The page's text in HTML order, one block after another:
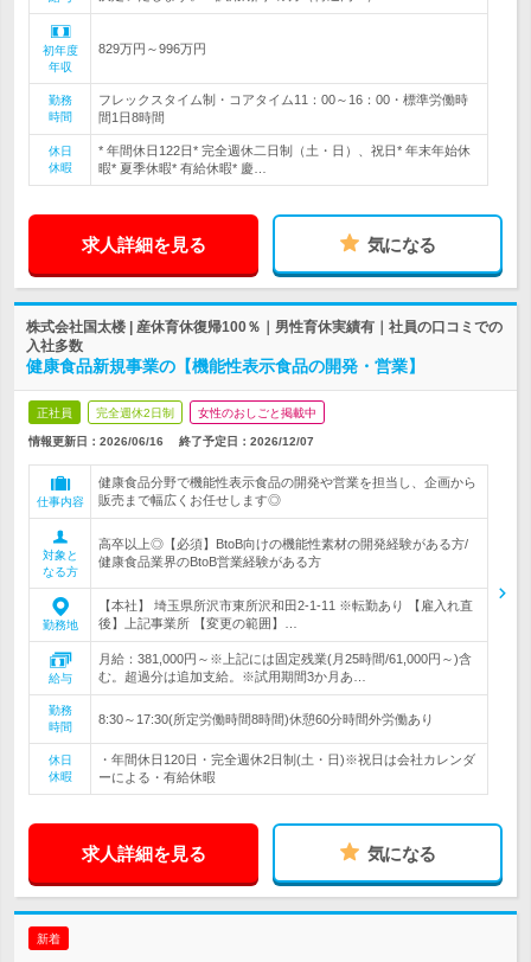
初年度
年収
829万円～996万円
勤務
時間
フレックスタイム制・コアタイム11：00～16：00・標準労働時
間1日8時間
休日
休暇
* 年間休日122日* 完全週休二日制（土・日）、祝日* 年末年始休
暇* 夏季休暇* 有給休暇* 慶…
求人詳細を見る 気になる
株式会社国太楼 | 産休育休復帰100％｜男性育休実績有｜社員の口コミでの
入社多数
健康食品新規事業の【機能性表示食品の開発・営業】
正社員 完全週休2日制 女性のおしごと掲載中
情報更新日：2026/06/16 終了予定日： 2026/12/07
仕事内容
健康食品分野で機能性表示食品の開発や営業を担当し、企画から
販売まで幅広くお任せします◎
対象と
なる方
高卒以上◎【必須】BtoB向けの機能性素材の開発経験がある方/
健康食品業界のBtoB営業経験がある方
勤務地
【本社】 埼玉県所沢市東所沢和田2-1-11 ※転勤あり 【雇入れ直
後】上記事業所 【変更の範囲】…
給与
月給：381,000円～※上記には固定残業(月25時間/61,000円～)含
む。超過分は追加支給。※試用期間3か月あ…
勤務
時間
8:30～17:30(所定労働時間8時間)休憩60分時間外労働あり
休日
休暇
・年間休日120日・完全週休2日制(土・日)※祝日は会社カレンダ
ーによる・有給休暇
求人詳細を見る 気になる
新着